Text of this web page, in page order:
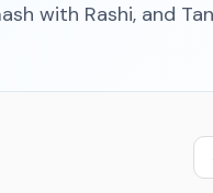
with Rashi, and